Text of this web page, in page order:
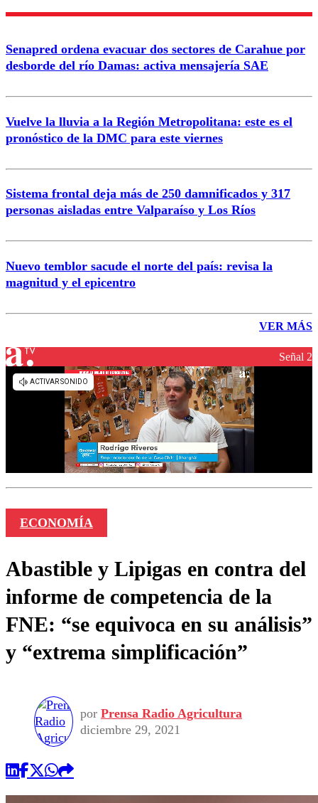
Enviar comentario
Senapred ordena evacuar dos sectores de Carahue por
desborde del río Damas: activa mensajería SAE
Vuelve la lluvia a la Región Metropolitana: este es el
pronóstico de la DMC para este viernes
Sistema frontal deja más de 250 damnificados y 317
personas aisladas entre Valparaíso y Los Ríos
Nuevo temblor sacude el norte del país: revisa la
magnitud y el epicentro
VER MÁS
Señal 2
ECONOMÍA
Abastible y Lipigas en contra del
informe de competencia de la
FNE: “se equivoca en su análisis”
y “extrema simplificación”
por Prensa Radio Agricultura
diciembre 29, 2021